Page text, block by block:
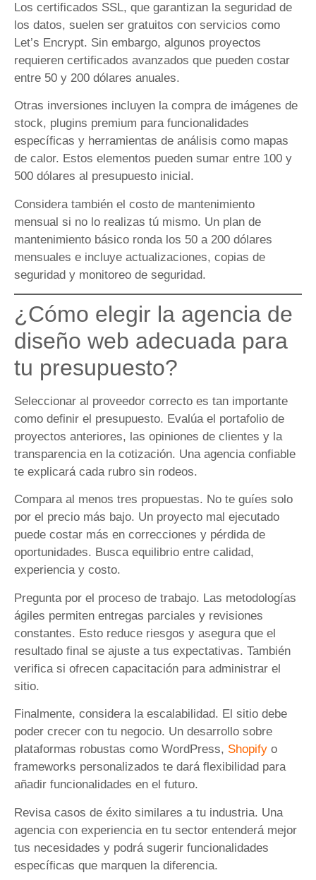
Los certificados SSL, que garantizan la seguridad de
los datos, suelen ser gratuitos con servicios como
Let’s Encrypt. Sin embargo, algunos proyectos
requieren certificados avanzados que pueden costar
entre 50 y 200 dólares anuales.
Otras inversiones incluyen la compra de imágenes de
stock, plugins premium para funcionalidades
específicas y herramientas de análisis como mapas
de calor. Estos elementos pueden sumar entre 100 y
500 dólares al presupuesto inicial.
Considera también el costo de mantenimiento
mensual si no lo realizas tú mismo. Un plan de
mantenimiento básico ronda los 50 a 200 dólares
mensuales e incluye actualizaciones, copias de
seguridad y monitoreo de seguridad.
¿Cómo elegir la agencia de
diseño web adecuada para
tu presupuesto?
Seleccionar al proveedor correcto es tan importante
como definir el presupuesto. Evalúa el portafolio de
proyectos anteriores, las opiniones de clientes y la
transparencia en la cotización. Una agencia confiable
te explicará cada rubro sin rodeos.
Compara al menos tres propuestas. No te guíes solo
por el precio más bajo. Un proyecto mal ejecutado
puede costar más en correcciones y pérdida de
oportunidades. Busca equilibrio entre calidad,
experiencia y costo.
Pregunta por el proceso de trabajo. Las metodologías
ágiles permiten entregas parciales y revisiones
constantes. Esto reduce riesgos y asegura que el
resultado final se ajuste a tus expectativas. También
verifica si ofrecen capacitación para administrar el
sitio.
Finalmente, considera la escalabilidad. El sitio debe
poder crecer con tu negocio. Un desarrollo sobre
plataformas robustas como WordPress, Shopify o
frameworks personalizados te dará flexibilidad para
añadir funcionalidades en el futuro.
Revisa casos de éxito similares a tu industria. Una
agencia con experiencia en tu sector entenderá mejor
tus necesidades y podrá sugerir funcionalidades
específicas que marquen la diferencia.